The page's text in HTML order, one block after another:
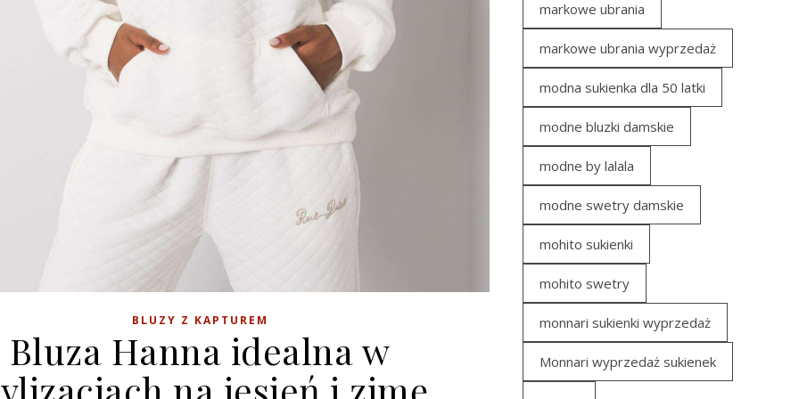
BLUZY Z KAPTUREM
Bluza Hanna idealna w
markowe ubrania
markowe ubrania wyprzedaż
modna sukienka dla 50 latki
modne bluzki damskie
modne by lalala
modne swetry damskie
mohito sukienki
mohito swetry
monnari sukienki wyprzedaż
Monnari wyprzedaż sukienek